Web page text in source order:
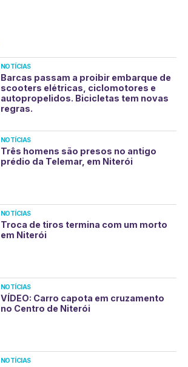
NOTÍCIAS
Barcas passam a proibir embarque de
scooters elétricas, ciclomotores e
autopropelidos. Bicicletas tem novas
regras.
NOTÍCIAS
Três homens são presos no antigo
prédio da Telemar, em Niterói
NOTÍCIAS
Troca de tiros termina com um morto
em Niterói
NOTÍCIAS
VÍDEO: Carro capota em cruzamento
no Centro de Niterói
NOTÍCIAS